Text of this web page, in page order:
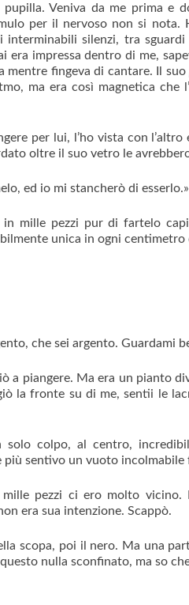
pupilla. Veniva da me prima
per il nervoso non si nota.
interminabili silenzi, tra
era impressa dentro di me,
mentre fingeva di cantare. Il suo
ma era così magnetica che
per lui, l’ho vista con
oltre il suo vetro le
ed io mi stancherò di esserlo.»
mille pezzi pur di fartelo
unica in ogni centimetro
che sei argento. Guardami
a piangere. Ma era un pianto
la fronte su di me, sentii le
solo colpo, al centro,
più sentivo un vuoto
pezzi ci ero molto
era sua intenzione. Scappò.
scopa, poi il nero. Ma una
nulla sconfinato, ma so